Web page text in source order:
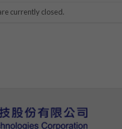
currently closed.